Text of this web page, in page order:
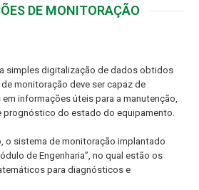
DE MONITORAÇÃO
simples digitalização de dados obtidos
monitoração deve ser capaz de
informações úteis para a manutenção,
do estado do equipamento.
o sistema de monitoração implantado
de Engenharia”, no qual estão os
para diagnósticos e